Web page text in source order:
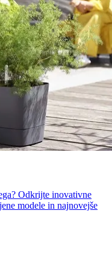
Odkrijte inovativne
modele in najnovejše